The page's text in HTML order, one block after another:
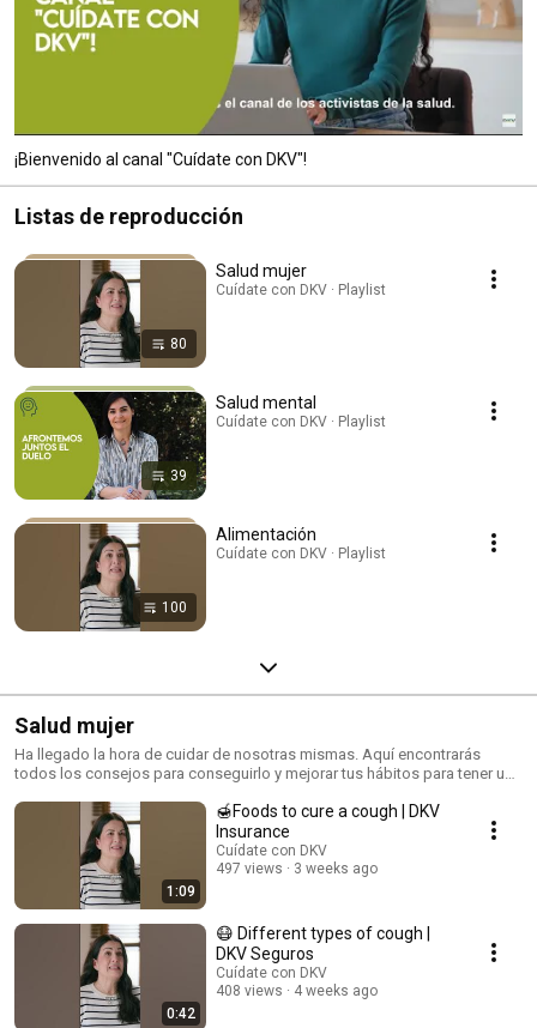
¡Bienvenido al canal "Cuídate con DKV"!
Listas de reproducción
80
Salud mujer
Cuídate con DKV · Playlist
39
Salud mental
Cuídate con DKV · Playlist
100
Alimentación
Cuídate con DKV · Playlist
Salud mujer
Ha llegado la hora de cuidar de nosotras mismas. Aquí encontrarás
todos los consejos para conseguirlo y mejorar tus hábitos para tener una
1:09
🍯Foods to cure a cough | DKV
Insurance
Cuídate con DKV
497 views
3 weeks ago
0:42
😷 Different types of cough |
DKV Seguros
Cuídate con DKV
408 views
4 weeks ago